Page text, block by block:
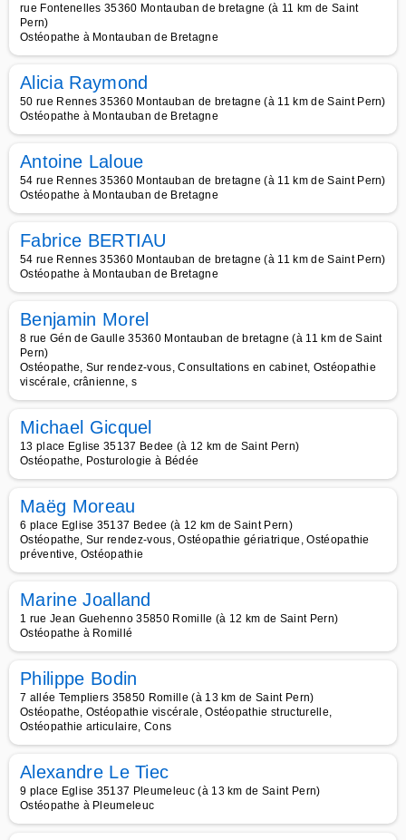
rue Fontenelles 35360 Montauban de bretagne (à 11 km de Saint
Pern)
Ostéopathe à Montauban de Bretagne
Alicia Raymond
50 rue Rennes 35360 Montauban de bretagne (à 11 km de Saint Pern)
Ostéopathe à Montauban de Bretagne
Antoine Laloue
54 rue Rennes 35360 Montauban de bretagne (à 11 km de Saint Pern)
Ostéopathe à Montauban de Bretagne
Fabrice BERTIAU
54 rue Rennes 35360 Montauban de bretagne (à 11 km de Saint Pern)
Ostéopathe à Montauban de Bretagne
Benjamin Morel
8 rue Gén de Gaulle 35360 Montauban de bretagne (à 11 km de Saint
Pern)
Ostéopathe, Sur rendez-vous, Consultations en cabinet, Ostéopathie
viscérale, crânienne, s
Michael Gicquel
13 place Eglise 35137 Bedee (à 12 km de Saint Pern)
Ostéopathe, Posturologie à Bédée
Maëg Moreau
6 place Eglise 35137 Bedee (à 12 km de Saint Pern)
Ostéopathe, Sur rendez-vous, Ostéopathie gériatrique, Ostéopathie
préventive, Ostéopathie
Marine Joalland
1 rue Jean Guehenno 35850 Romille (à 12 km de Saint Pern)
Ostéopathe à Romillé
Philippe Bodin
7 allée Templiers 35850 Romille (à 13 km de Saint Pern)
Ostéopathe, Ostéopathie viscérale, Ostéopathie structurelle,
Ostéopathie articulaire, Cons
Alexandre Le Tiec
9 place Eglise 35137 Pleumeleuc (à 13 km de Saint Pern)
Ostéopathe à Pleumeleuc